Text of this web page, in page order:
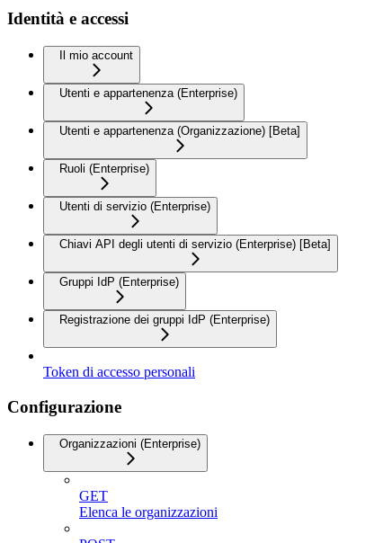
Identità e accessi
Il mio account
Utenti e appartenenza (Enterprise)
Utenti e appartenenza (Organizzazione) [Beta]
Ruoli (Enterprise)
Utenti di servizio (Enterprise)
Chiavi API degli utenti di servizio (Enterprise) [Beta]
Gruppi IdP (Enterprise)
Registrazione dei gruppi IdP (Enterprise)
Token di accesso personali
Configurazione
Organizzazioni (Enterprise)
GET
Elenca le organizzazioni